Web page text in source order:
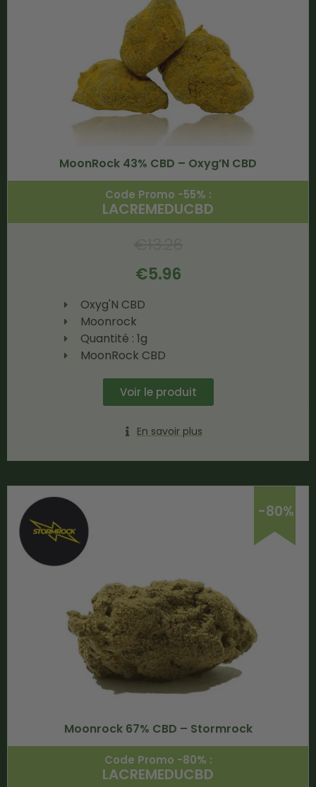
MoonRock 43% CBD – Oxyg’N CBD
Code Promo -55% :
LACREMEDUCBD
€5.96
Oxyg'N CBD
Moonrock
Quantité : 1g
MoonRock CBD
Voir le produit
En savoir plus
-80%
Moonrock 67% CBD – Stormrock
Code Promo -80% :
LACREMEDUCBD